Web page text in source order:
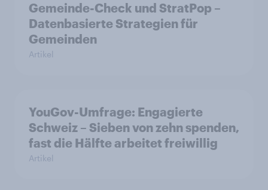
Gemeinde-Check und StratPop –
Datenbasierte Strategien für
Gemeinden
Artikel
YouGov-Umfrage: Engagierte
Schweiz – Sieben von zehn spenden,
fast die Hälfte arbeitet freiwillig
Artikel